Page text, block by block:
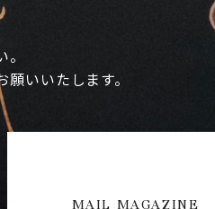
いいたします。
MAIL MAGAZINE